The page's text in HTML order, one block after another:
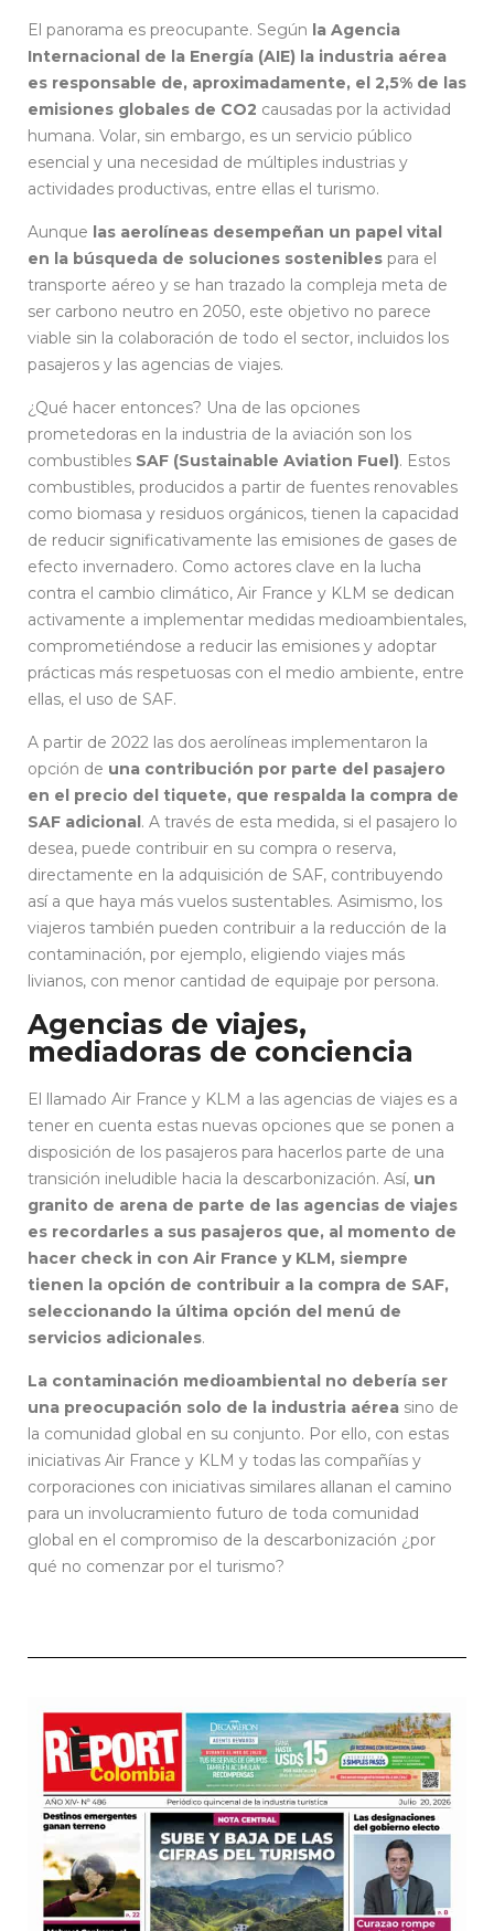
El panorama es preocupante. Según la Agencia
Internacional de la Energía (AIE) la industria aérea
es responsable de, aproximadamente, el 2,5% de las
emisiones globales de CO2 causadas por la actividad
humana. Volar, sin embargo, es un servicio público
esencial y una necesidad de múltiples industrias y
actividades productivas, entre ellas el turismo.
Aunque las aerolíneas desempeñan un papel vital
en la búsqueda de soluciones sostenibles para el
transporte aéreo y se han trazado la compleja meta de
ser carbono neutro en 2050, este objetivo no parece
viable sin la colaboración de todo el sector, incluidos los
pasajeros y las agencias de viajes.
¿Qué hacer entonces? Una de las opciones
prometedoras en la industria de la aviación son los
combustibles SAF (Sustainable Aviation Fuel). Estos
combustibles, producidos a partir de fuentes renovables
como biomasa y residuos orgánicos, tienen la capacidad
de reducir significativamente las emisiones de gases de
efecto invernadero. Como actores clave en la lucha
contra el cambio climático, Air France y KLM se dedican
activamente a implementar medidas medioambientales,
comprometiéndose a reducir las emisiones y adoptar
prácticas más respetuosas con el medio ambiente, entre
ellas, el uso de SAF.
A partir de 2022 las dos aerolíneas implementaron la
opción de una contribución por parte del pasajero
en el precio del tiquete, que respalda la compra de
SAF adicional. A través de esta medida, si el pasajero lo
desea, puede contribuir en su compra o reserva,
directamente en la adquisición de SAF, contribuyendo
así a que haya más vuelos sustentables. Asimismo, los
viajeros también pueden contribuir a la reducción de la
contaminación, por ejemplo, eligiendo viajes más
livianos, con menor cantidad de equipaje por persona.
Agencias de viajes,
mediadoras de conciencia
El llamado Air France y KLM a las agencias de viajes es a
tener en cuenta estas nuevas opciones que se ponen a
disposición de los pasajeros para hacerlos parte de una
transición ineludible hacia la descarbonización. Así, un
granito de arena de parte de las agencias de viajes
es recordarles a sus pasajeros que, al momento de
hacer check in con Air France y KLM, siempre
tienen la opción de contribuir a la compra de SAF,
seleccionando la última opción del menú de
servicios adicionales.
La contaminación medioambiental no debería ser
una preocupación solo de la industria aérea sino de
la comunidad global en su conjunto. Por ello, con estas
iniciativas Air France y KLM y todas las compañías y
corporaciones con iniciativas similares allanan el camino
para un involucramiento futuro de toda comunidad
global en el compromiso de la descarbonización ¿por
qué no comenzar por el turismo?